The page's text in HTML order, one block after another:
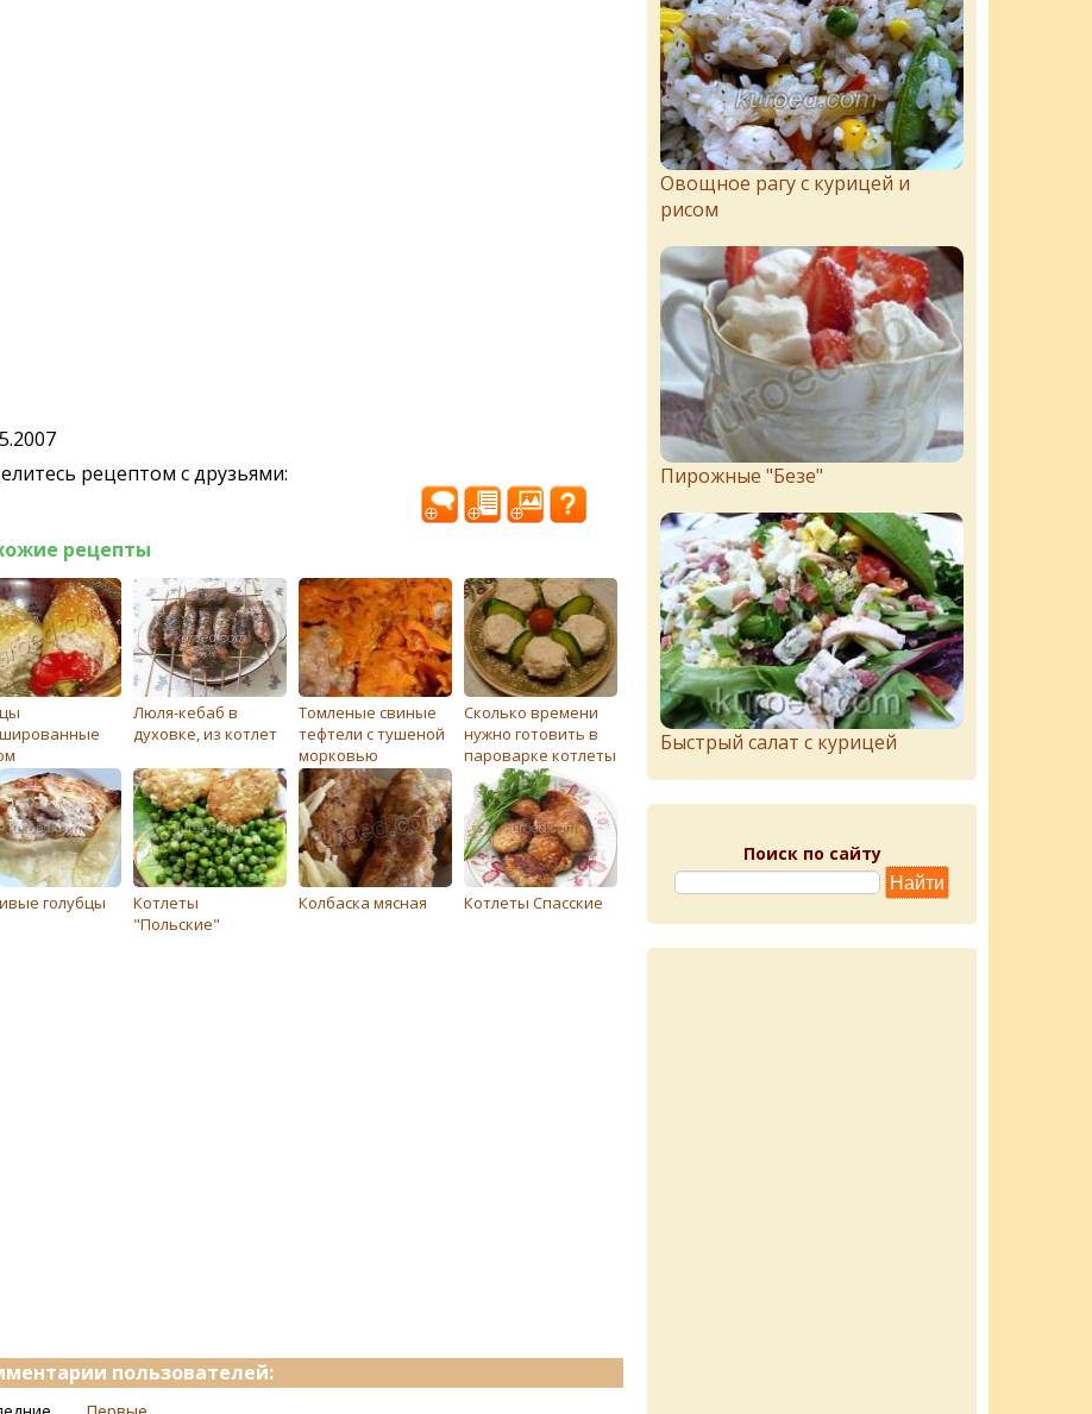
рецептом с друзьями:
рецепты
Люля-кебаб в
духовке, из котлет
Томленые свиные
тефтели с тушеной
морковью
Сколько времени
нужно готовить в
пароварке котлеты
голубцы
Котлеты
"Польские"
Колбаска мясная Котлеты Спасские
пользователей:
Овощное рагу с курицей и
рисом
Пирожныe "Бeзe"
Быстрый салат с курицей
Поиск по сайту